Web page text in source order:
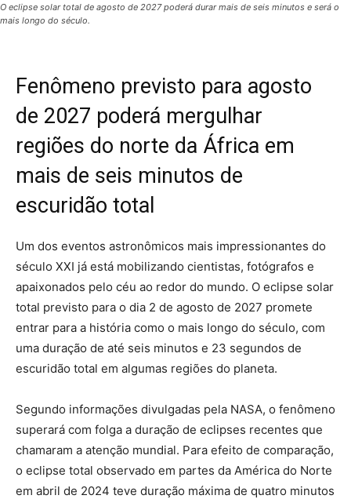
O eclipse solar total de agosto de 2027 poderá durar mais de seis minutos e será o
mais longo do século.
Fenômeno previsto para agosto
de 2027 poderá mergulhar
regiões do norte da África em
mais de seis minutos de
escuridão total
Um dos eventos astronômicos mais impressionantes do
século XXI já está mobilizando cientistas, fotógrafos e
apaixonados pelo céu ao redor do mundo. O eclipse solar
total previsto para o dia 2 de agosto de 2027 promete
entrar para a história como o mais longo do século, com
uma duração de até seis minutos e 23 segundos de
escuridão total em algumas regiões do planeta.
Segundo informações divulgadas pela NASA, o fenômeno
superará com folga a duração de eclipses recentes que
chamaram a atenção mundial. Para efeito de comparação,
o eclipse total observado em partes da América do Norte
em abril de 2024 teve duração máxima de quatro minutos